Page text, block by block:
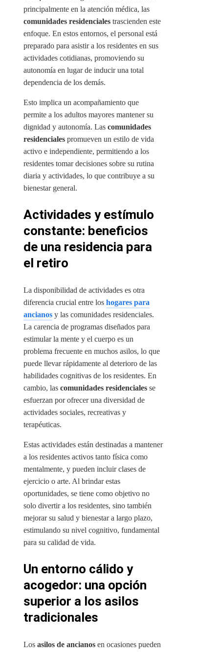
principalmente en la atención médica, las
comunidades residenciales trascienden este
enfoque. En estos entornos, el personal está
preparado para asistir a los residentes en sus
actividades cotidianas, promoviendo su
autonomía en lugar de inducir una total
dependencia de los demás.
Esto implica un acompañamiento que
permite a los adultos mayores mantener su
dignidad y autonomía. Las comunidades
residenciales promueven un estilo de vida
activo e independiente, permitiendo a los
residentes tomar decisiones sobre su rutina
diaria y actividades, lo que contribuye a su
bienestar general.
Actividades y estímulo
constante: beneficios
de una residencia para
el retiro
La disponibilidad de actividades es otra
diferencia crucial entre los hogares para
ancianos y las comunidades residenciales.
La carencia de programas diseñados para
estimular la mente y el cuerpo es un
problema frecuente en muchos asilos, lo que
puede llevar rápidamente al deterioro de las
habilidades cognitivas de los residentes. En
cambio, las comunidades residenciales se
esfuerzan por ofrecer una diversidad de
actividades sociales, recreativas y
terapéuticas.
Estas actividades están destinadas a mantener
a los residentes activos tanto física como
mentalmente, y pueden incluir clases de
ejercicio o arte. Al brindar estas
oportunidades, se tiene como objetivo no
solo divertir a los residentes, sino también
mejorar su salud y bienestar a largo plazo,
estimulando su nivel cognitivo, fundamental
para su calidad de vida.
Un entorno cálido y
acogedor: una opción
superior a los asilos
tradicionales
Los asilos de ancianos en ocasiones pueden